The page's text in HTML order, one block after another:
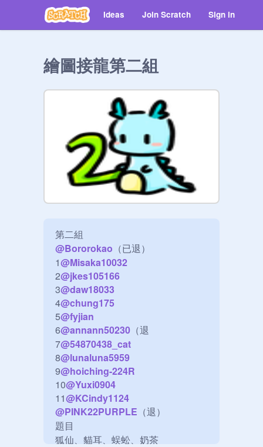
Ideas Join Scratch Sign in
繪圖接龍第二組
@Bororokao （已退）
1@Misaka10032
2@jkes105166
3@daw18033
4@chung175
5@fyjian
6@annann50230 （退
7@54870438_cat
8@lunaluna5959
9@hoiching-224R
10@Yuxi0904
11@KCindy1124
@PINK22PURPLE （退）
題目
狐仙、貓耳、蜈蚣、奶茶